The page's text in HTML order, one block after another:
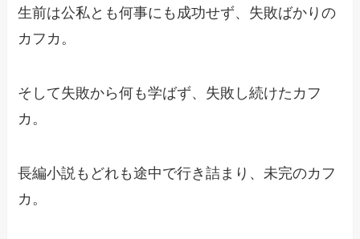
生前は公私とも何事にも成功せず、失敗ばかりの
カフカ。
そして失敗から何も学ばず、失敗し続けたカフ
カ。
長編小説もどれも途中で行き詰まり、未完のカフ
カ。